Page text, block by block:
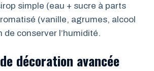
simple (eau + sucre à parts
(vanille, agrumes, alcool
de conserver l’humidité.
décoration avancée